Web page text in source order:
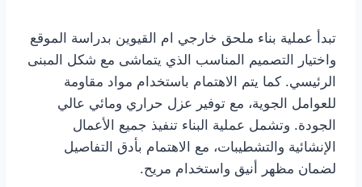
تبدأ عملية بناء ملحق خارجي ام القيوين بدراسة الموقع
واختيار التصميم المناسب الذي يتماشى مع شكل المبنى
الرئيسي. كما يتم الاهتمام باستخدام مواد مقاومة
للعوامل الجوية، مع توفير عزل حراري ومائي عالي
الجودة. وتشمل عملية البناء تنفيذ جميع الأعمال
الإنشائية والتشطيبات، مع الاهتمام بأدق التفاصيل
لضمان مظهر أنيق واستخدام مريح.